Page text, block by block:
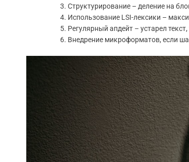
Структурирование – деление на
Использование LSI-лексики –
Регулярный апдейт – устарел
Внедрение микроформатов, если